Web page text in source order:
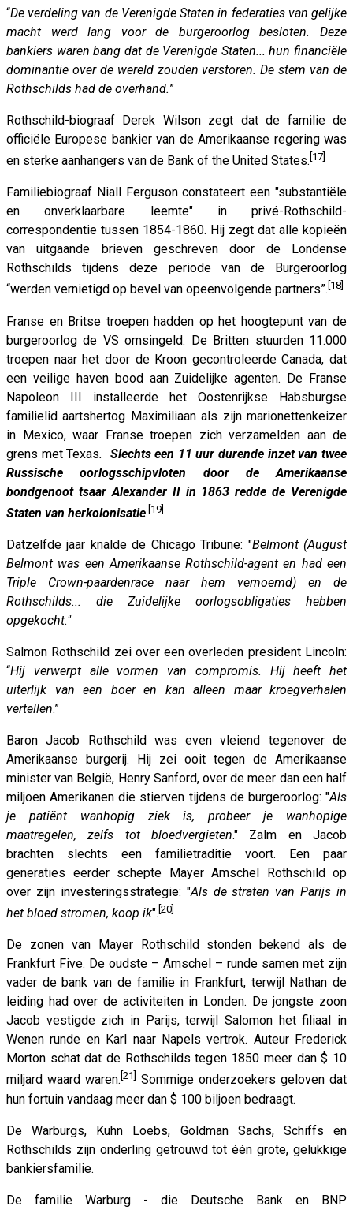
“De verdeling van de Verenigde Staten in federaties van gelijke
macht werd lang voor de burgeroorlog besloten. Deze
bankiers waren bang dat de Verenigde Staten... hun financiële
dominantie over de wereld zouden verstoren. De stem van de
Rothschilds had de overhand.”
Rothschild-biograaf Derek Wilson zegt dat de familie de
officiële Europese bankier van de Amerikaanse regering was
en sterke aanhangers van de Bank of the United States. [17]
Familiebiograaf Niall Ferguson constateert een "substantiële
en onverklaarbare leemte" in privé-Rothschild-
correspondentie tussen 1854-1860. Hij zegt dat alle kopieën
van uitgaande brieven geschreven door de Londense
Rothschilds tijdens deze periode van de Burgeroorlog
“werden vernietigd op bevel van opeenvolgende partners”. [18]
Franse en Britse troepen hadden op het hoogtepunt van de
burgeroorlog de VS omsingeld. De Britten stuurden 11.000
troepen naar het door de Kroon gecontroleerde Canada, dat
een veilige haven bood aan Zuidelijke agenten. De Franse
Napoleon III installeerde het Oostenrijkse Habsburgse
familielid aartshertog Maximiliaan als zijn marionettenkeizer
in Mexico, waar Franse troepen zich verzamelden aan de
grens met Texas. Slechts een 11 uur durende inzet van twee
Russische oorlogsschipvloten door de Amerikaanse
bondgenoot tsaar Alexander II in 1863 redde de Verenigde
Staten van herkolonisatie. [19]
Datzelfde jaar knalde de Chicago Tribune: "Belmont (August
Belmont was een Amerikaanse Rothschild-agent en had een
Triple Crown-paardenrace naar hem vernoemd) en de
Rothschilds... die Zuidelijke oorlogsobligaties hebben
opgekocht."
Salmon Rothschild zei over een overleden president Lincoln:
“Hij verwerpt alle vormen van compromis. Hij heeft het
uiterlijk van een boer en kan alleen maar kroegverhalen
vertellen.”
Baron Jacob Rothschild was even vleiend tegenover de
Amerikaanse burgerij. Hij zei ooit tegen de Amerikaanse
minister van België, Henry Sanford, over de meer dan een half
miljoen Amerikanen die stierven tijdens de burgeroorlog: "Als
je patiënt wanhopig ziek is, probeer je wanhopige
maatregelen, zelfs tot bloedvergieten." Zalm en Jacob
brachten slechts een familietraditie voort. Een paar
generaties eerder schepte Mayer Amschel Rothschild op
over zijn investeringsstrategie: "Als de straten van Parijs in
het bloed stromen, koop ik". [20]
De zonen van Mayer Rothschild stonden bekend als de
Frankfurt Five. De oudste – Amschel – runde samen met zijn
vader de bank van de familie in Frankfurt, terwijl Nathan de
leiding had over de activiteiten in Londen. De jongste zoon
Jacob vestigde zich in Parijs, terwijl Salomon het filiaal in
Wenen runde en Karl naar Napels vertrok. Auteur Frederick
Morton schat dat de Rothschilds tegen 1850 meer dan $ 10
miljard waard waren. [21]
Sommige onderzoekers geloven dat
hun fortuin vandaag meer dan $ 100 biljoen bedraagt.
De Warburgs, Kuhn Loebs, Goldman Sachs, Schiffs en
Rothschilds zijn onderling getrouwd tot één grote, gelukkige
bankiersfamilie.
De familie Warburg - die Deutsche Bank en BNP